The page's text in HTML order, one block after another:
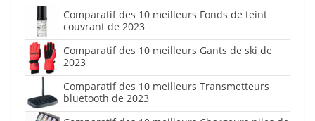
Comparatif des 10 meilleurs Fonds de teint
couvrant de 2023
Comparatif des 10 meilleurs Gants de ski de
2023
Comparatif des 10 meilleurs Transmetteurs
bluetooth de 2023